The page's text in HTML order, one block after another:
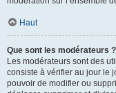
Haut
Que sont les modérateurs ?
Les modérateurs sont des
consiste à vérifier au jour le
pouvoir de modifier ou